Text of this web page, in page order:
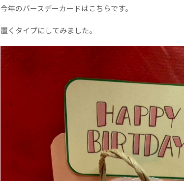
今年のバースデーカードはこちらです。
置くタイプにしてみました。